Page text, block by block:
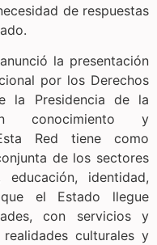
de respuestas
la presentación
por los Derechos
la Presidencia de la
conocimiento y
Red tiene como
de los sectores
identidad,
el Estado llegue
con servicios y
culturales y